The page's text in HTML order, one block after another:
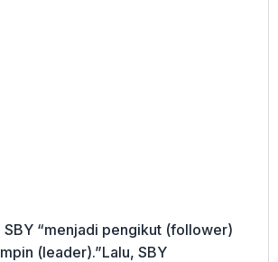
SBY “menjadi pengikut (follower)
(leader).”Lalu, SBY